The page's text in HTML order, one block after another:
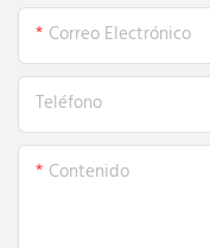
Correo Electrónico
Teléfono
Contenido